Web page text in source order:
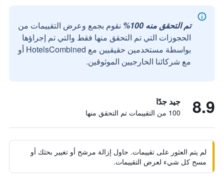
تم التحقق منه 100%
نقوم بجمع وعرض التقييمات من
الحجوزات التي تم التحقق منها فقط والتي تم إجراؤها
بواسطة مستخدمين حقيقيين مع HotelsCombined أو
مع شركائنا الخارجيين الموثوقين.
8.9 جيد جدًا
100 من التقييمات تم التحقق منها
لم يتم العثور على تقييمات. حاول إزالة مرشح أو تغيير بحثك أو
مسح كل شيء لعرض التقييمات.